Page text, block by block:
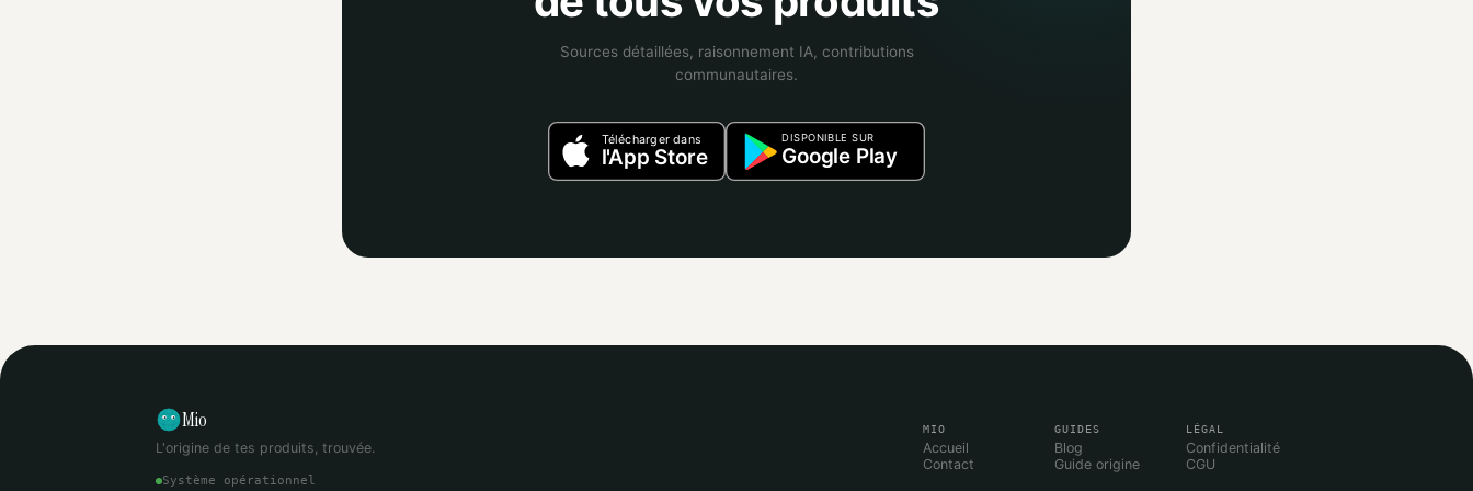
Sources détaillées, raisonnement IA, contributions
communautaires.
Télécharger dans
l'App Store
DISPONIBLE SUR
Google Play
Mio
L'origine de tes produits, trouvée.
Système opérationnel
MIO
Accueil
Contact
GUIDES
Blog
Guide origine
LÉGAL
Confidentialité
CGU